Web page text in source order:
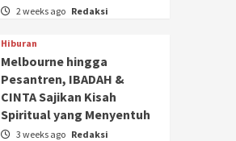
2 weeks ago Redaksi
Hiburan
Melbourne hingga
Pesantren, IBADAH &
CINTA Sajikan Kisah
Spiritual yang Menyentuh
3 weeks ago Redaksi